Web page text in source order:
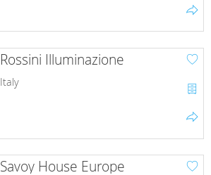
Rossini Illuminazione
Italy
Savoy House Europe